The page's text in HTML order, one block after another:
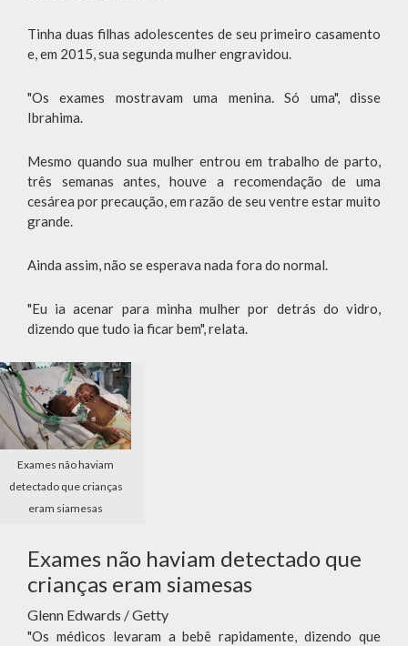
Tinha duas filhas adolescentes de seu primeiro casamento
e, em 2015, sua segunda mulher engravidou.
"Os exames mostravam uma menina. Só uma", disse
Ibrahima.
Mesmo quando sua mulher entrou em trabalho de parto,
três semanas antes, houve a recomendação de uma
cesárea por precaução, em razão de seu ventre estar muito
grande.
Ainda assim, não se esperava nada fora do normal.
"Eu ia acenar para minha mulher por detrás do vidro,
dizendo que tudo ia ficar bem", relata.
Exames não haviam
detectado que crianças
eram siamesas
Exames não haviam detectado que
crianças eram siamesas
Glenn Edwards / Getty
"Os médicos levaram a bebê rapidamente, dizendo que